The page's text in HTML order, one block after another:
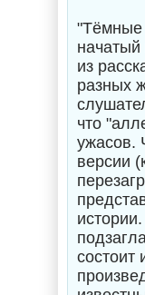
"Тёмные
начатый
из
разных
что
ужасов.
версии
состоит